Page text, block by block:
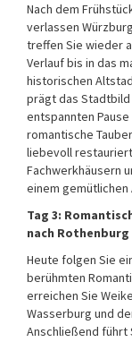
Nach dem
verlassen
treffen Sie wieder
Verlauf bis in das
historischen
prägt das Stadtbild
entspannten
romantische
liebevoll
Fachwerkhäusern
einem gemütlichen
Tag 3:
nach Rothenburg
Heute folgen Sie
berühmten
erreichen Sie
Wasserburg und
Anschließend führt